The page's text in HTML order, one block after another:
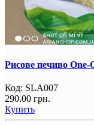
Рисове печиво One-
Код: SLA007
290.00 грн.
Купить